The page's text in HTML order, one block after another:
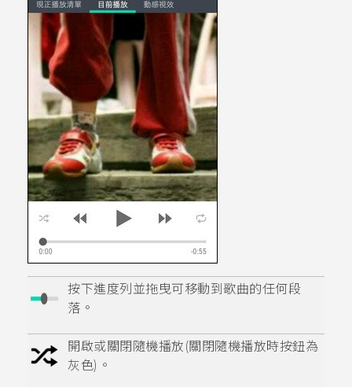
按下進度列並拖曳可移動到歌曲的任何段
落。
開啟或關閉隨機播放(關閉隨機播放時按鈕為
灰色)。